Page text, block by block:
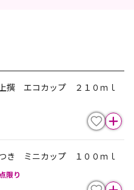
撰 エコカップ ２１０ｍｌ
き ミニカップ １００ｍｌ
点限り